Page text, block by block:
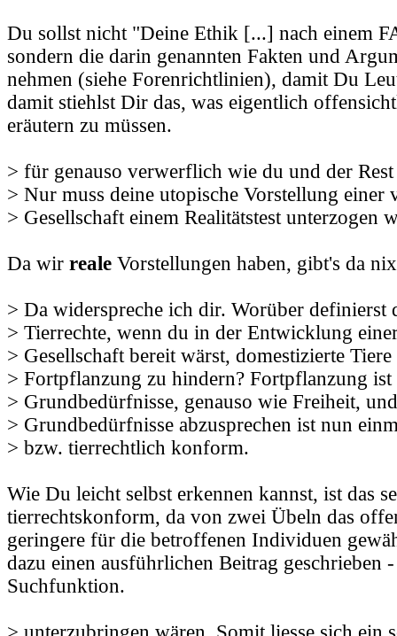
Du sollst nicht "Deine Ethik [...] nach einem
sondern die darin genannten Fakten und
nehmen (siehe Forenrichtlinien), damit Du
damit stiehlst Dir das, was eigentlich
eräutern zu müssen.
> für genauso verwerflich wie du und der Rest
> Nur muss deine utopische Vorstellung einer
> Gesellschaft einem Realitätstest unterzogen
Da wir reale Vorstellungen haben, gibt's da
> Da widerspreche ich dir. Worüber definierst
> Tierrechte, wenn du in der Entwicklung
> Gesellschaft bereit wärst, domestizierte Tiere
> Fortpflanzung zu hindern? Fortpflanzung ist
> Grundbedürfnisse, genauso wie Freiheit,
> Grundbedürfnisse abzusprechen ist nun
> bzw. tierrechtlich konform.
Wie Du leicht selbst erkennen kannst, ist das
tierrechtskonform, da von zwei Übeln das
geringere für die betroffenen Individuen
dazu einen ausführlichen Beitrag geschrieben -
Suchfunktion.